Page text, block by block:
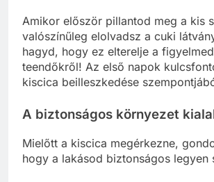
Amikor először pillantod meg a kis
valószínűleg elolvadsz a cuki
hagyd, hogy ez elterelje a
teendőkről! Az első napok
kiscica beilleszkedése
A biztonságos környezet
Mielőtt a kiscica megérkezne,
hogy a lakásod biztonságos legyen